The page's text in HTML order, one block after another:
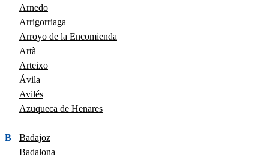
Arnedo
Arrigorriaga
Arroyo de la Encomienda
Artà
Arteixo
Ávila
Avilés
Azuqueca de Henares
B
Badajoz
Badalona